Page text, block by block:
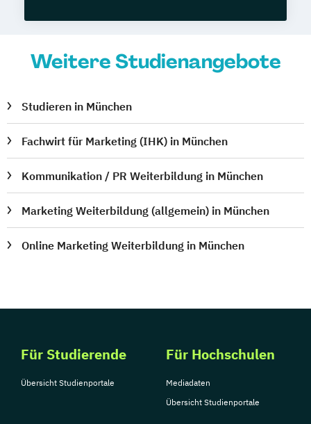
Weitere Studienangebote
Studieren in München
Fachwirt für Marketing (IHK) in München
Kommunikation / PR Weiterbildung in München
Marketing Weiterbildung (allgemein) in München
Online Marketing Weiterbildung in München
Für Studierende
Übersicht Studienportale
Für Hochschulen
Mediadaten
Übersicht Studienportale